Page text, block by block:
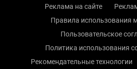
Реклама на сайте
Правила использования
Пользовательское
Политика использования
Рекомендательные технологии